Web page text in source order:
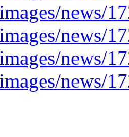
news/
news/
news/
news/